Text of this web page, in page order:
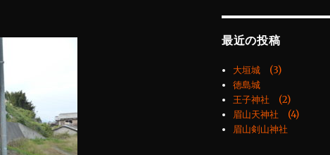
最近の投稿
大垣城 (3)
徳島城
王子神社 (2)
眉山天神社 (4)
眉山剣山神社